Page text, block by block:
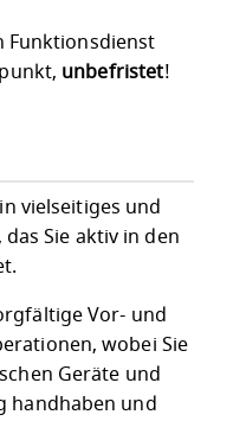
Funktionsdienst
unbefristet!
vielseitiges und
Sie aktiv in den
Vor- und
wobei Sie
Geräte und
handhaben und